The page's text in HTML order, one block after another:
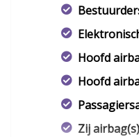
Hoofd
Hoofd
Zij